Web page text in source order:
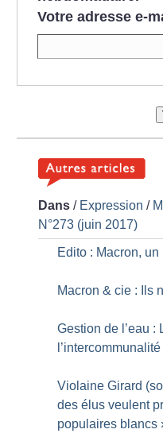
Votre adresse e-
Dans / Expression /
N°273 (juin 2017)
Edito : Macron,
Macron & cie : Ils
Gestion de l’eau
l’intercommunalité
Violaine Girard
des élus veulent
populaires blancs